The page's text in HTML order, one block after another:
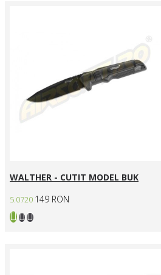
WALTHER - CUTIT MODEL BUK
5.0720 149 RON